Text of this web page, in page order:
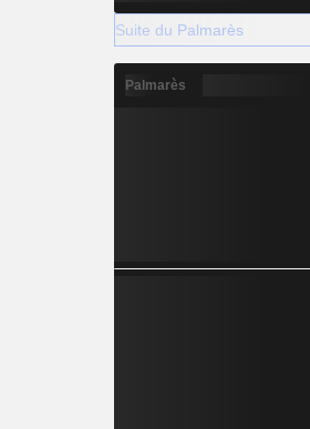
Suite du Palmarès
Palmarès